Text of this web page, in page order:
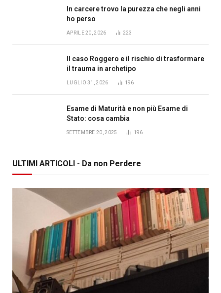
In carcere trovo la purezza che negli anni
ho perso
APRILE 20, 2026 223
Il caso Roggero e il rischio di trasformare
il trauma in archetipo
LUGLIO 31, 2026 196
Esame di Maturità e non più Esame di
Stato: cosa cambia
SETTEMBRE 20, 2025 196
ULTIMI ARTICOLI - Da non Perdere